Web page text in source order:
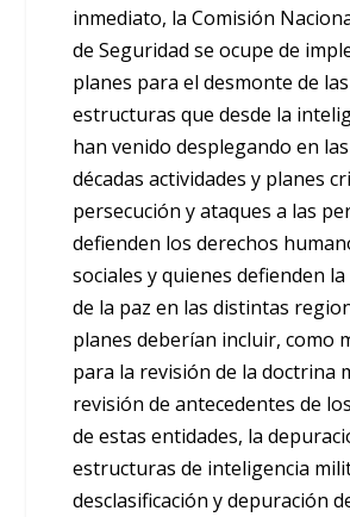
inmediato, la Comisión
de Seguridad se ocupe de
planes para el desmonte de
estructuras que desde la
han venido desplegando en
décadas actividades y planes
persecución y ataques a las
defienden los derechos
sociales y quienes defienden
de la paz en las distintas
planes deberían incluir, como
para la revisión de la doctrina
revisión de antecedentes de
de estas entidades, la
estructuras de inteligencia
desclasificación y depuración